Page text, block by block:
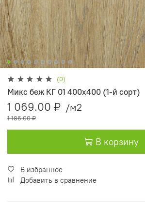
(0)
Микс беж КГ 01 400х400 (1-й сорт)
1 069.00 ₽ /м2
1 186.00 ₽
В корзину
В избранное
Добавить в сравнение